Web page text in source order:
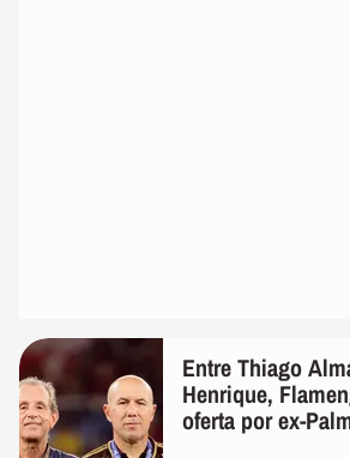
Entre Thiago
Henrique,
oferta por ex-